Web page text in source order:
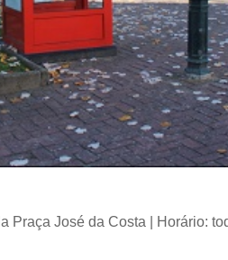
Praça José da Costa | Horário: